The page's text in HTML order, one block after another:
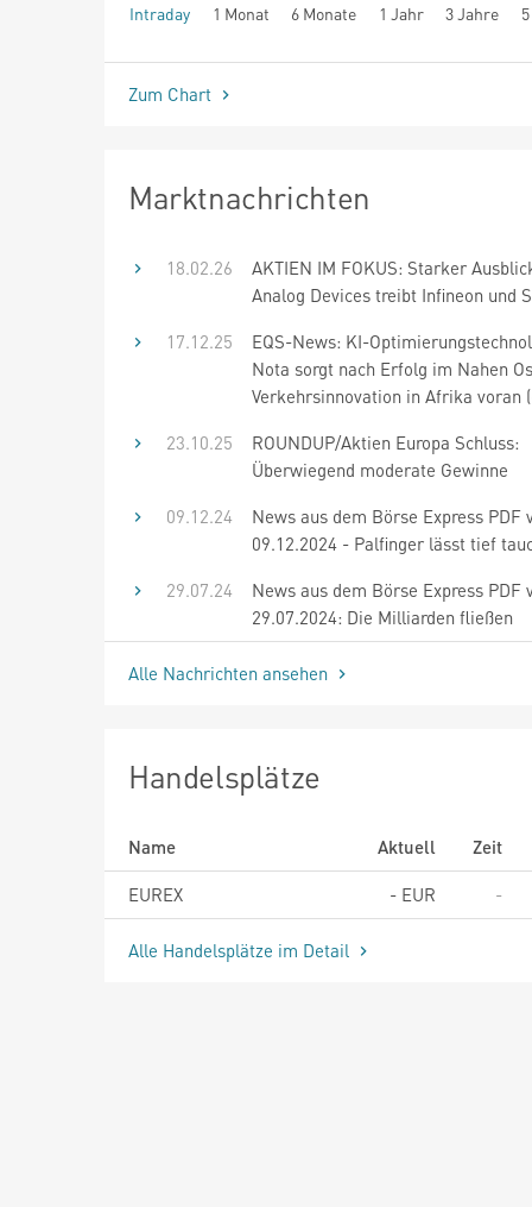
Intraday 1 Monat 6 Monate 1 Jahr 3 Jahre
seit Beginn
Zum Chart
Marktnachrichten
18.02.26
AKTIEN IM FOKUS: Starker
Analog Devices treibt Infineon und
17.12.25
EQS-News: KI-
Nota sorgt nach Erfolg im Nahen
Verkehrsinnovation in Afrika voran
23.10.25
ROUNDUP/Aktien Europa Schluss:
Überwiegend moderate Gewinne
09.12.24
News aus dem Börse Express PDF
09.12.2024 - Palfinger lässt tief
29.07.24
News aus dem Börse Express PDF
29.07.2024: Die Milliarden fließen
Alle Nachrichten ansehen
Handelsplätze
Name Aktuell
Zeit
EUREX
- EUR -
Alle Handelsplätze im Detail